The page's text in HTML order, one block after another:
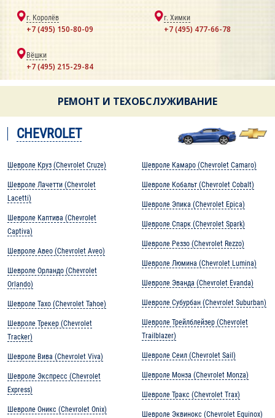
г. Королёв
+7 (495) 150-80-09
г. Химки
+7 (495) 477-66-78
Вёшки
+7 (495) 215-29-84
РЕМОНТ И ТЕХОБСЛУЖИВАНИЕ
CHEVROLET
Шевроле Круз (Chevrolet Cruze)
Шевроле Лачетти (Chevrolet
Lacetti)
Шевроле Каптива (Chevrolet
Captiva)
Шевроле Авео (Chevrolet Aveo)
Шевроле Орландо (Chevrolet
Orlando)
Шевроле Тахо (Chevrolet Tahoe)
Шевроле Трекер (Chevrolet
Tracker)
Шевроле Вива (Chevrolet Viva)
Шевроле Экспресс (Chevrolet
Express)
Шевроле Оникс (Chevrolet Onix)
Шевроле Камаро (Chevrolet Camaro)
Шевроле Кобальт (Chevrolet Cobalt)
Шевроле Эпика (Chevrolet Epica)
Шевроле Спарк (Chevrolet Spark)
Шевроле Реззо (Chevrolet Rezzo)
Шевроле Люмина (Chevrolet Lumina)
Шевроле Эванда (Chevrolet Evanda)
Шевроле Субурбан (Chevrolet Suburban)
Шевроле Трейлблейзер (Chevrolet
Trailblazer)
Шевроле Сеил (Chevrolet Sail)
Шевроле Монза (Chevrolet Monza)
Шевроле Тракс (Chevrolet Trax)
Шевроле Эквинокс (Chevrolet Equinox)